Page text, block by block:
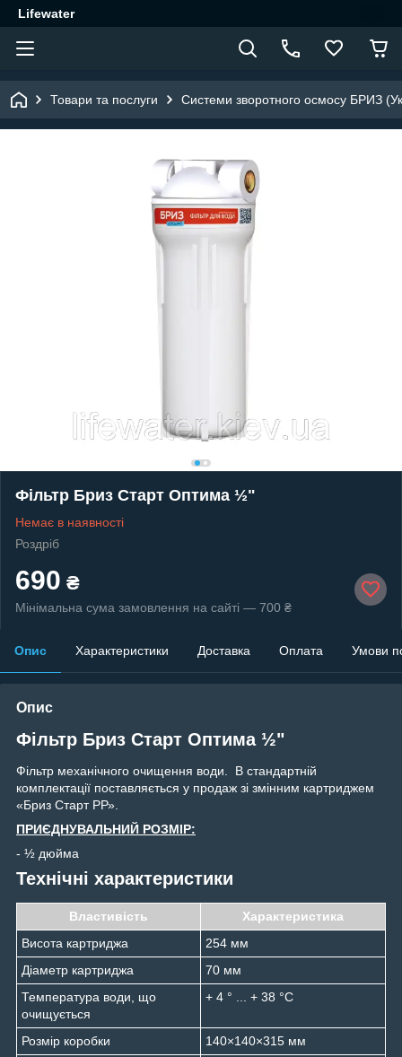
Lifewater
Товари та послуги Системи зворотного осмосу БРИЗ
Фільтр Бриз Старт Оптима ½"
Немає в наявності
Роздріб
690 ₴
Мінімальна сума замовлення на сайті — 700 ₴
Опис Характеристики Доставка Оплата Умови
Опис
Фільтр Бриз Старт Оптима ½"
Фільтр механічного очищення води. В стандартній
комплектації поставляється у продаж зі змінним картриджем
«Бриз Старт РР».
ПРИЄДНУВАЛЬНИЙ РОЗМІР:
- ½ дюйма
Технічні характеристики
Властивість
Характеристика
Висота картриджа
254 мм
Діаметр картриджа
70 мм
Температура води, що
очищується
+ 4 ° ... + 38 °С
Розмір коробки
140×140×315 мм